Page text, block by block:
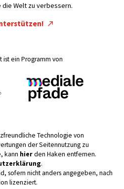
die Welt zu verbessern.
ist ein Programm von
Technologie von
der Seitennutzung zu
kann hierden Haken entfernen.
.
sofern nicht anders angegeben, nach
lizenziert.